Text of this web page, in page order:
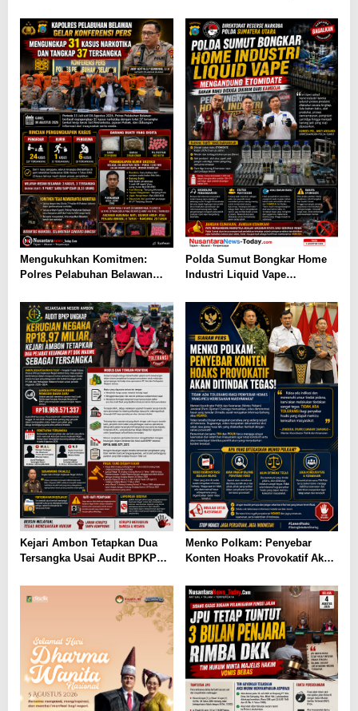
Korban di Medan
Berwawasan Lingkungan
Mengukuhkan Komitmen:
Polres Pelabuhan Belawan
Amankan 37 Tersangka
Polda Sumut Bongkar Home
Industri Liquid Vape
Diduga dari Kamboja
Kejari Ambon Tetapkan Dua
Tersangka Usai Audit BPKP
Rp18,97 Miliar di PT Dok
Waiame
Menko Polkam: Penyebar
Konten Hoaks Provokatif Akan